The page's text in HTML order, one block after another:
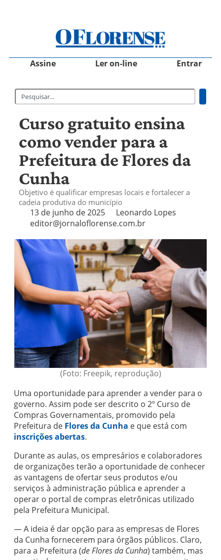
Assine Ler on-line Entrar
Curso gratuito ensina
como vender para a
Prefeitura de Flores da
Cunha
Objetivo é qualificar empresas locais e fortalecer a
cadeia produtiva do município
13 de junho de 2025
Leonardo Lopes
editor@jornaloflorense.com.br
(Foto: Freepik, reprodução)
Uma oportunidade para aprender a vender para o
governo. Assim pode ser descrito o 2º Curso de
Compras Governamentais, promovido pela
Prefeitura de Flores da Cunha e que está com
inscrições abertas.
Durante as aulas, os empresários e colaboradores
de organizações terão a oportunidade de conhecer
as vantagens de ofertar seus produtos e/ou
serviços à administração pública e aprender a
operar o portal de compras eletrônicas utilizado
pela Prefeitura Municipal.
— A ideia é dar opção para as empresas de Flores
da Cunha fornecerem para órgãos públicos. Claro,
para a Prefeitura (de Flores da Cunha) também, mas